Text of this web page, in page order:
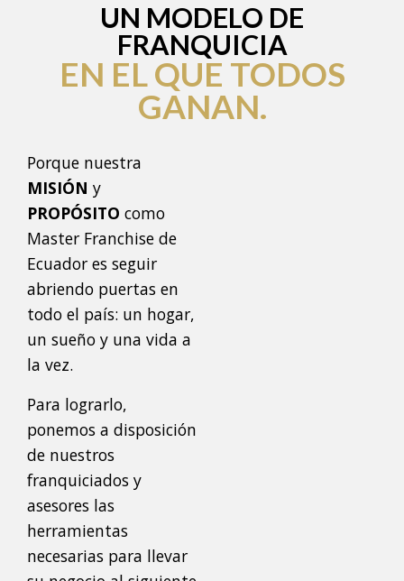
UN MODELO DE
FRANQUICIA
EN EL QUE TODOS
GANAN.
Porque nuestra
MISIÓN y
PROPÓSITO como
Master Franchise de
Ecuador es seguir
abriendo puertas en
todo el país: un hogar,
un sueño y una vida a
la vez.
Para lograrlo,
ponemos a disposición
de nuestros
franquiciados y
asesores las
herramientas
necesarias para llevar